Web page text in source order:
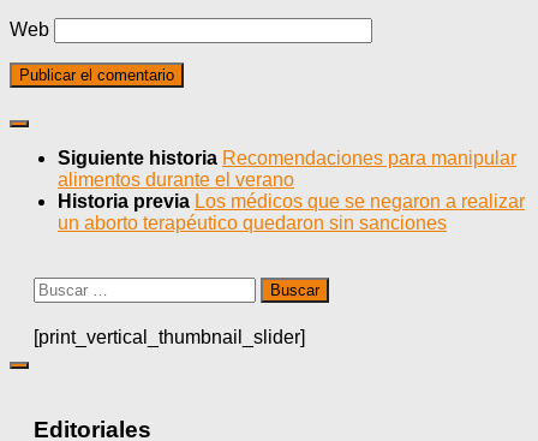
Web
Siguiente historia Recomendaciones para manipular
alimentos durante el verano
Historia previa Los médicos que se negaron a realizar
un aborto terapéutico quedaron sin sanciones
Buscar:
[print_vertical_thumbnail_slider]
Editoriales